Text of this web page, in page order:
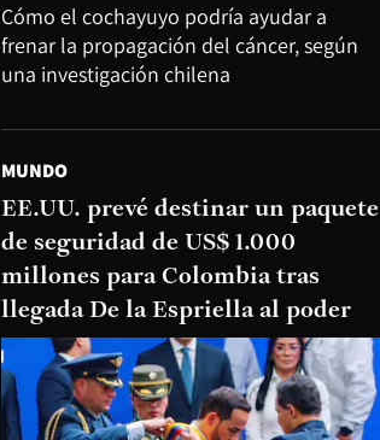
Cómo el cochayuyo podría ayudar a
frenar la propagación del cáncer, según
una investigación chilena
MUNDO
EE.UU. prevé destinar un paquete
de seguridad de US$ 1.000
millones para Colombia tras
llegada De la Espriella al poder